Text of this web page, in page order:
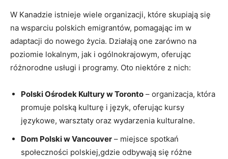
W Kanadzie istnieje wiele organizacji, które skupiają się
na wsparciu polskich emigrantów, pomagając im w
adaptacji do nowego życia. Działają one zarówno na
poziomie lokalnym, jak i ogólnokrajowym, oferując
różnorodne usługi i programy. Oto niektóre z nich:
Polski Ośrodek Kultury w Toronto – organizacja, która
promuje polską kulturę i język, oferując kursy
językowe, warsztaty oraz wydarzenia kulturalne.
Dom Polski w Vancouver – miejsce spotkań
społeczności polskiej,gdzie odbywają się różne